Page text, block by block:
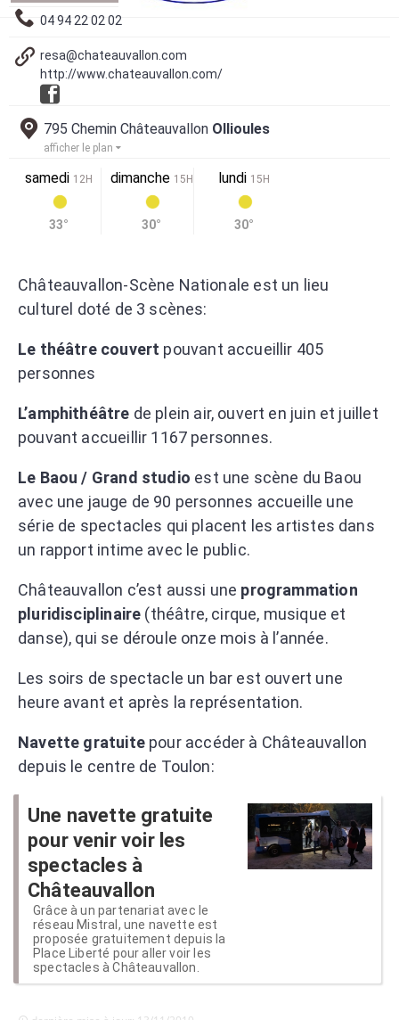
04 94 22 02 02
resa@chateauvallon.com
http://www.chateauvallon.com/
795 Chemin Châteauvallon Ollioules
afficher le plan
samedi 12H
33°
dimanche 15H
30°
lundi 15H
30°
Châteauvallon-Scène Nationale est un lieu
culturel doté de 3 scènes:
Le théâtre couvert pouvant accueillir 405
personnes
L’amphithéâtre de plein air, ouvert en juin et juillet
pouvant accueillir 1167 personnes.
Le Baou / Grand studio est une scène du Baou
avec une jauge de 90 personnes accueille une
série de spectacles qui placent les artistes dans
un rapport intime avec le public.
Châteauvallon c’est aussi une programmation
pluridisciplinaire (théâtre, cirque, musique et
danse), qui se déroule onze mois à l’année.
Les soirs de spectacle un bar est ouvert une
heure avant et après la représentation.
Navette gratuitepour accéder à Châteauvallon
depuis le centre de Toulon:
Une navette gratuite
pour venir voir les
spectacles à
Châteauvallon
Grâce à un partenariat avec le
réseau Mistral, une navette est
proposée gratuitement depuis la
Place Liberté pour aller voir les
spectacles à Châteauvallon.